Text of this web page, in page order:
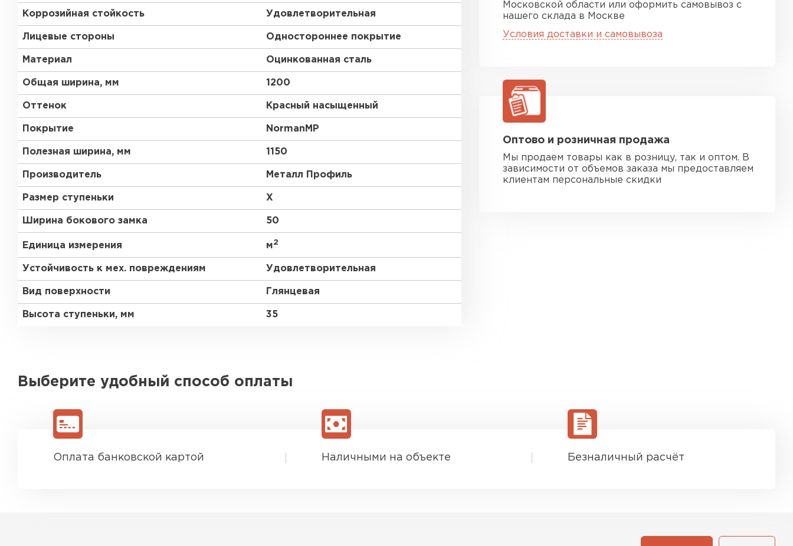
Коррозийная стойкость Удовлетворительная
Лицевые стороны Одностороннее покрытие
Материал Оцинкованная сталь
Общая ширина, мм 1200
Оттенок Красный насыщенный
Покрытие NormanMP
Полезная ширина, мм 1150
Производитель Металл Профиль
Размер ступеньки X
Ширина бокового замка 50
Единица измерения м2
Устойчивость к мех. повреждениям Удовлетворительная
Вид поверхности Глянцевая
Высота ступеньки, мм 35
Московской области или оформить самовывоз с
нашего склада в Москве
Условия доставки и самовывоза
Оптово и розничная продажа
Мы продаем товары как в розницу, так и оптом. В
зависимости от объемов заказа мы предоставляем
клиентам персональные скидки
Выберите удобный способ оплаты
Оплата банковской картой Наличными на объекте Безналичный расчёт